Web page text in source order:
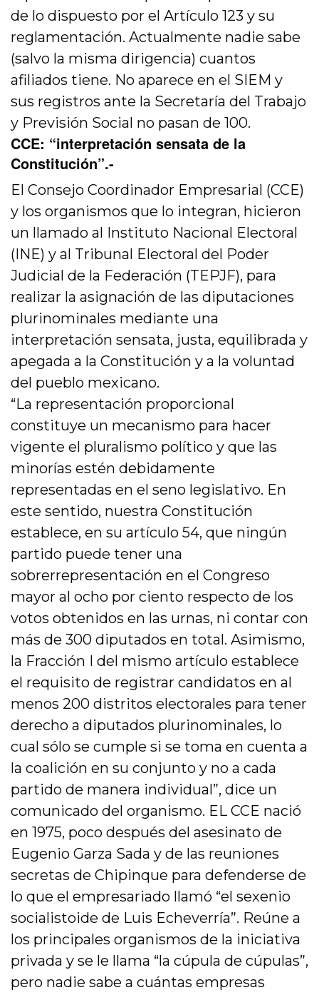
de lo dispuesto por el Artículo 123 y su
reglamentación. Actualmente nadie sabe
(salvo la misma dirigencia) cuantos
afiliados tiene. No aparece en el SIEM y
sus registros ante la Secretaría del Trabajo
y Previsión Social no pasan de 100.
CCE: “interpretación sensata de la
Constitución”.-
El Consejo Coordinador Empresarial (CCE)
y los organismos que lo integran, hicieron
un llamado al Instituto Nacional Electoral
(INE) y al Tribunal Electoral del Poder
Judicial de la Federación (TEPJF), para
realizar la asignación de las diputaciones
plurinominales mediante una
interpretación sensata, justa, equilibrada y
apegada a la Constitución y a la voluntad
del pueblo mexicano.
“La representación proporcional
constituye un mecanismo para hacer
vigente el pluralismo político y que las
minorías estén debidamente
representadas en el seno legislativo. En
este sentido, nuestra Constitución
establece, en su artículo 54, que ningún
partido puede tener una
sobrerrepresentación en el Congreso
mayor al ocho por ciento respecto de los
votos obtenidos en las urnas, ni contar con
más de 300 diputados en total. Asimismo,
la Fracción I del mismo artículo establece
el requisito de registrar candidatos en al
menos 200 distritos electorales para tener
derecho a diputados plurinominales, lo
cual sólo se cumple si se toma en cuenta a
la coalición en su conjunto y no a cada
partido de manera individual”, dice un
comunicado del organismo. EL CCE nació
en 1975, poco después del asesinato de
Eugenio Garza Sada y de las reuniones
secretas de Chipinque para defenderse de
lo que el empresariado llamó “el sexenio
socialistoide de Luis Echeverría”. Reúne a
los principales organismos de la iniciativa
privada y se le llama “la cúpula de cúpulas”,
pero nadie sabe a cuántas empresas